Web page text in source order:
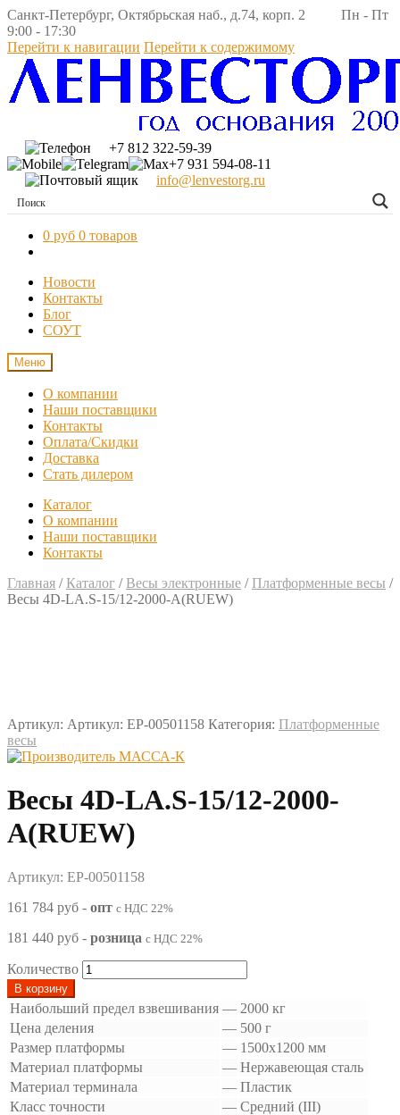
Санкт-Петербург, Октябрьская наб., д.74, корп. 2 Пн - Пт
9:00 - 17:30
Перейти к навигации Перейти к содержимому
+7 812 322-59-39
+7 931 594-08-11
info@lenvestorg.ru
0 руб 0 товаров
Новости
Контакты
Блог
СОУТ
Меню
О компании
Наши поставщики
Контакты
Оплата/Скидки
Доставка
Стать дилером
Каталог
О компании
Наши поставщики
Контакты
Главная / Каталог / Весы электронные / Платформенные весы /
Весы 4D-LA.S-15/12-2000-A(RUEW)
Артикул: Артикул: EP-00501158 Категория: Платформенные
весы
Весы 4D-LA.S-15/12-2000-
A(RUEW)
Артикул: EP-00501158
161 784 руб - опт с НДС 22%
181 440 руб - розница с НДС 22%
Количество
В корзину
Наибольший предел взвешивания — 2000 кг
Цена деления
— 500 г
Размер платформы
— 1500х1200 мм
Материал платформы
— Нержавеющая сталь
Материал терминала
— Пластик
Класс точности
— Средний (III)